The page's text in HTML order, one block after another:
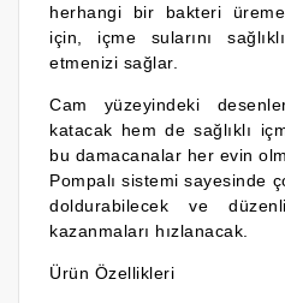
herhangi bir bakteri
için, içme sularını
etmenizi sağlar.
Cam yüzeyindeki
katacak hem de sağlıklı
bu damacanalar her evin
Pompalı sistemi sayesinde
doldurabilecek ve
kazanmaları hızlanacak.
Ürün Özellikleri